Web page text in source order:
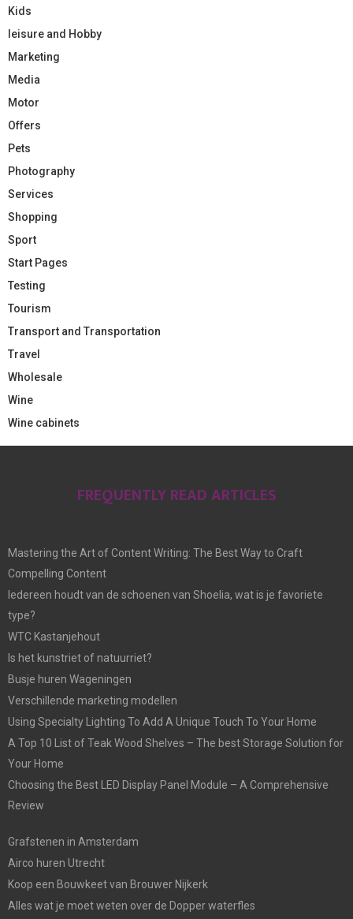
Kids
leisure and Hobby
Marketing
Media
Motor
Offers
Pets
Photography
Services
Shopping
Sport
Start Pages
Testing
Tourism
Transport and Transportation
Travel
Wholesale
Wine
Wine cabinets
FREQUENTLY READ ARTICLES
Mastering the Art of Content Writing: The Best Way to Craft
Compelling Content
Iedereen houdt van de schoenen van Shoelia, wat is je favoriete
type?
WTC Kastanjehout
Is het kunstriet of natuurriet?
Busje huren Wageningen
Verschillende marketing modellen
Using Specialty Lighting To Add A Unique Touch To Your Home
A Top 10 List of Teak Wood Shelves – The best Storage Solution for
Your Home
Choosing the Best LED Display Panel Module – A Comprehensive
Review
Grafstenen in Amsterdam
Airco huren Utrecht
Koop een Bouwkeet van Brouwer Nijkerk
Alles wat je moet weten over de Dopper waterfles